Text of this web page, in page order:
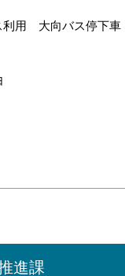
利用 大向バス停下
進課